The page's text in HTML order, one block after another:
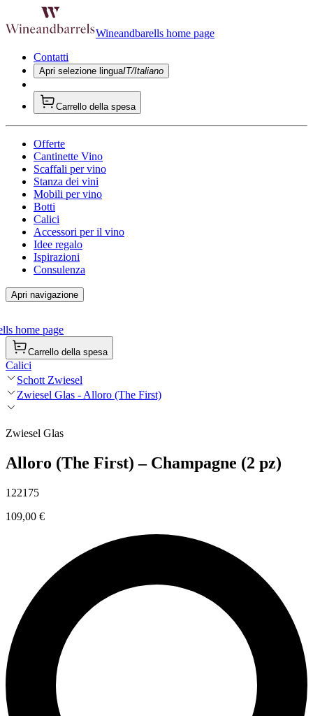
Wineandbarells home page
Contatti
Apri selezione linguaIT/Italiano
Carrello della spesa
Offerte
Cantinette Vino
Scaffali per vino
Stanza dei vini
Mobili per vino
Botti
Calici
Accessori per il vino
Idee regalo
Ispirazioni
Consulenza
Apri navigazione
home page
Carrello della spesa
Calici
Schott Zwiesel
Zwiesel Glas - Alloro (The First)
Zwiesel Glas
Alloro (The First) – Champagne (2 pz)
122175
109,00 €